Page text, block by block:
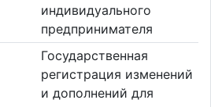
индивидуального
предпринимателя
Государственная
регистрация изменений
и дополнений для